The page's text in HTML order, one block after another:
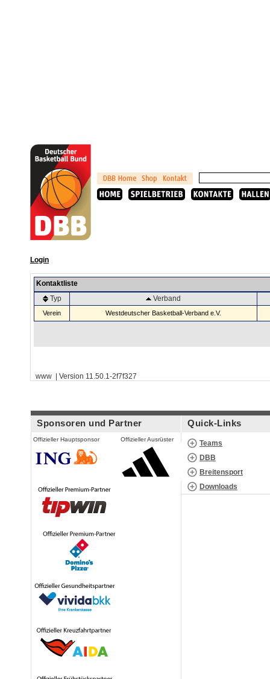
Login
Kontaktliste
Typ
Verband
Verein Westdeutscher Basketball-Verband e.V.
www | Version 11.50.1-2f7f327
Sponsoren und Partner
Offizieller Hauptsponsor Offizieller Ausrüster
Quick-Links
Teams
DBB
Breitensport
Downloads